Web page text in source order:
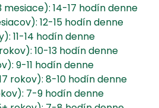
14-17 hodín denne
12-15 hodín denne
11-14 hodín denne
10-13 hodín denne
9-11 hodín denne
rokov): 8-10 hodín denne
7-9 hodín denne